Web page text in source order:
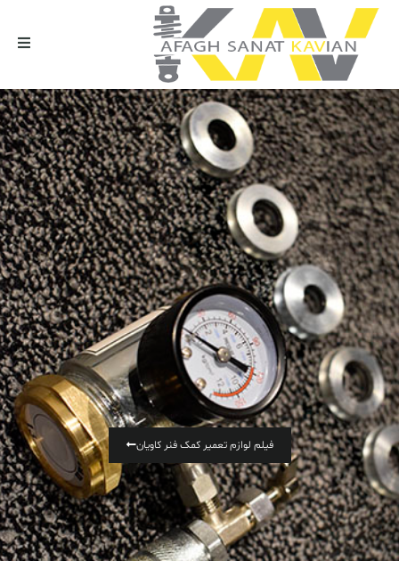
فیلم لوازم تعمیر کمک فنر کاویان